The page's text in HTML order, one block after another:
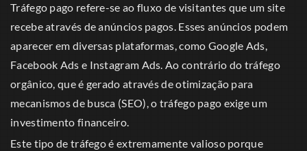
Tráfego pago refere-se ao fluxo de visitantes que um site
recebe através de anúncios pagos. Esses anúncios podem
aparecer em diversas plataformas, como Google Ads,
Facebook Ads e Instagram Ads. Ao contrário do tráfego
orgânico, que é gerado através de otimização para
mecanismos de busca (SEO), o tráfego pago exige um
investimento financeiro.
Este tipo de tráfego é extremamente valioso porque